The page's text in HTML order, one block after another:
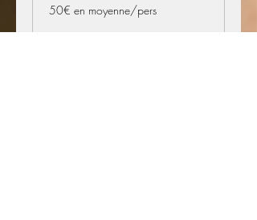
50€
en
50€ en moyenne/pers